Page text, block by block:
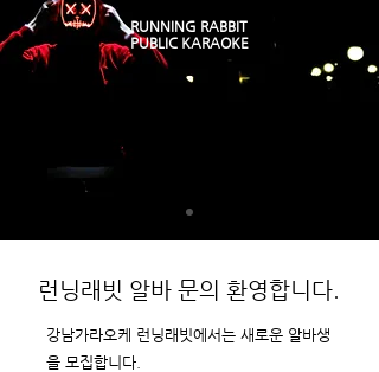
RUNNING RABBIT
PUBLIC KARAOKE
런닝래빗 알바 문의 환영합니다.
강남가라오케 런닝래빗에서는 새로운 알바생
을 모집합니다.